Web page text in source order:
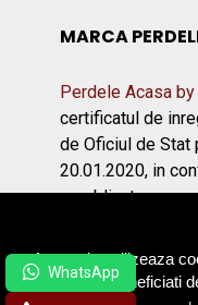
Acest site utilizeaza
asigura ca beneficiati
MARCA
Perdele Acasa by
certificatul de
de Oficiul de Stat
20.01.2020, in
republicata.